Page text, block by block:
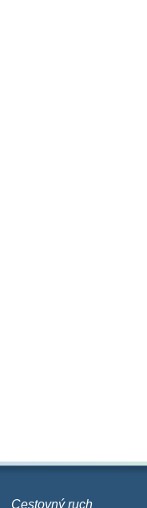
Cestovný ruch